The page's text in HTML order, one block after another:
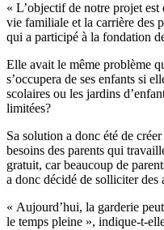
« L’objectif de notre projet
vie familiale et la carrière des
qui a participé à la fondation
Elle avait le même problème
s’occupera de ses enfants si
scolaires ou les jardins
limitées?
Sa solution a donc été de
besoins des parents qui
gratuit, car beaucoup de
a donc décidé de solliciter des
« Aujourd’hui, la garderie
le temps pleine », indique-t-